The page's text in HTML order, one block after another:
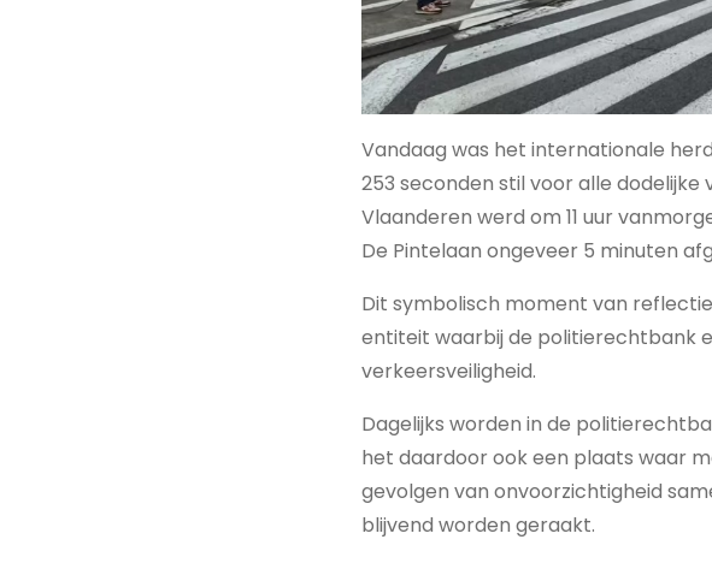
Vandaag was het internationale
253 seconden stil voor alle
Vlaanderen werd om 11 uur
De Pintelaan ongeveer 5 minuten
Dit symbolisch moment van
entiteit waarbij de politierechtbank
verkeersveiligheid.
Dagelijks worden in de
het daardoor ook een plaats waar
gevolgen van onvoorzichtigheid
blijvend worden geraakt.